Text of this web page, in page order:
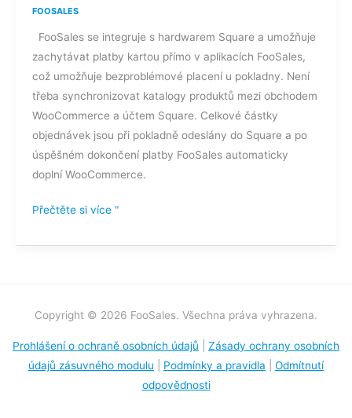
FOOSALES
FooSales se integruje s hardwarem Square a umožňuje
zachytávat platby kartou přímo v aplikacích FooSales,
což umožňuje bezproblémové placení u pokladny. Není
třeba synchronizovat katalogy produktů mezi obchodem
WooCommerce a účtem Square. Celkové částky
objednávek jsou při pokladně odeslány do Square a po
úspěšném dokončení platby FooSales automaticky
doplní WooCommerce.
Integrace
Přečtěte si více "
Copyright © 2026 FooSales. Všechna práva vyhrazena.
Prohlášení o ochraně osobních údajů
Zásady ochrany osobních
údajů zásuvného modulu
Podmínky a pravidla
Odmítnutí
odpovědnosti